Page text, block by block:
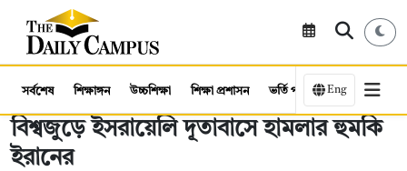
সর্বশেষ শিক্ষাঙ্গন উচ্চশিক্ষা শিক্ষা প্রশাসন ভর্তি পরীক্ষা কর্মসংস্থান
Eng
বিশ্বজুড়ে ইসরায়েলি দূতাবাসে হামলার হুমকি
ইরানের